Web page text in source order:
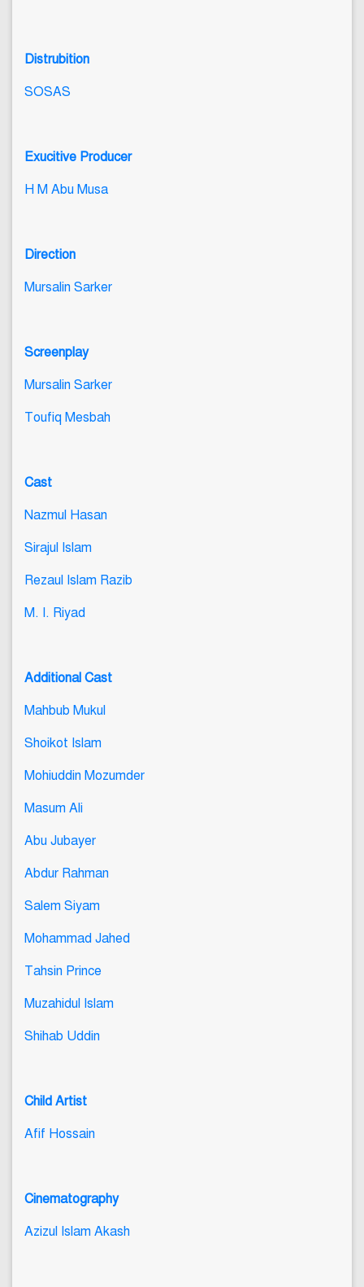
Distrubition
SOSAS
Exucitive Producer
H M Abu Musa
Direction
Mursalin Sarker
Screenplay
Mursalin Sarker
Toufiq Mesbah
Cast
Nazmul Hasan
Sirajul Islam
Rezaul Islam Razib
M. I. Riyad
Additional Cast
Mahbub Mukul
Shoikot Islam
Mohiuddin Mozumder
Masum Ali
Abu Jubayer
Abdur Rahman
Salem Siyam
Mohammad Jahed
Tahsin Prince
Muzahidul Islam
Shihab Uddin
Child Artist
Afif Hossain
Cinematography
Azizul Islam Akash